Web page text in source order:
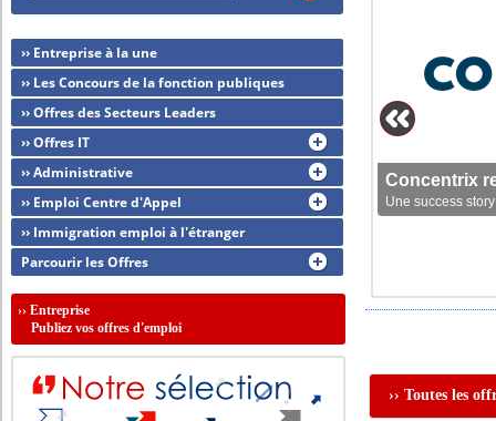
Concentrix
Une success
›› Toutes les
›› Entreprise à la une
›› Les Concours de la fonction publiques
›› Offres des Secteurs Leaders
›› Offres IT
›› Administrative
›› Emploi Centre d'Appel
›› Immigration emploi à l'étranger
Parcourir les Offres
››Entreprise
Publiez vos offres d'emploi